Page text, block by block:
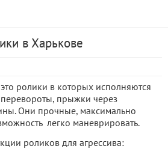
в Харькове
ролики в которых исполняются
прыжки через
Они прочные, максимально
легко маневрировать.
роликов для агрессива: